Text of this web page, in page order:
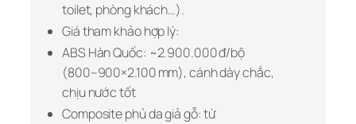
toilet, phòng khách…).
Giá tham khảo hợp lý:
ABS Hàn Quốc: ~2.900.000 đ/bộ
(800–900×2.100 mm), cánh dày chắc,
chịu nước tốt
Composite phủ da giả gỗ: từ